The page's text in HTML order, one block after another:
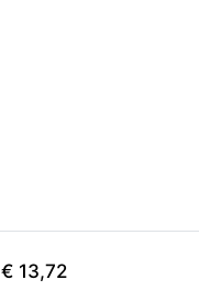
€ 13,72